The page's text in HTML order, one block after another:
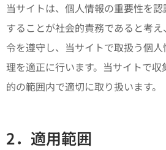
当サイトは、個人情報の重要性を
することが社会的責務であると考
令を遵守し、当サイトで取扱う個
理を適正に行います。当サイトで
的の範囲内で適切に取り扱います。
2．適用範囲